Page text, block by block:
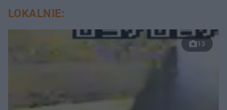
LOKALNIE:
13